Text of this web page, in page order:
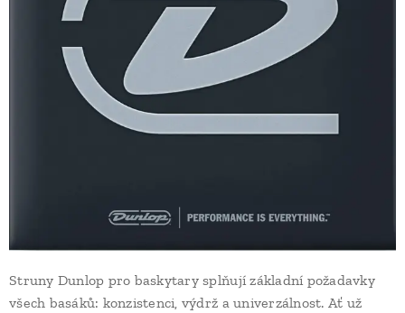
Struny Dunlop pro baskytary splňují základní požadavky
všech basáků: konzistenci, výdrž a univerzálnost. Ať už